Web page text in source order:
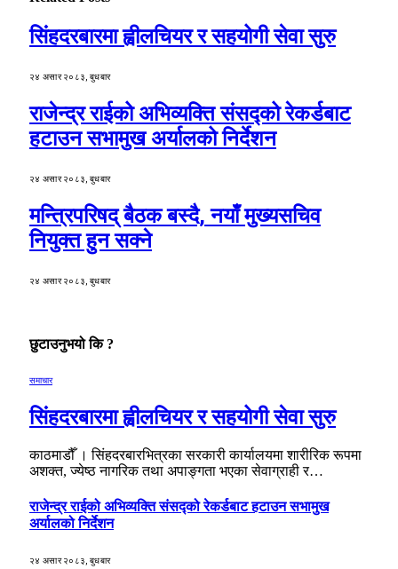
सिंहदरबारमा ह्वीलचियर र सहयोगी सेवा सुरु
२४ असार २०८३, बुधबार
राजेन्द्र राईको अभिव्यक्ति संसद्को रेकर्डबाट
हटाउन सभामुख अर्यालको निर्देशन
२४ असार २०८३, बुधबार
मन्त्रिपरिषद् बैठक बस्दै, नयाँ मुख्यसचिव
नियुक्त हुन सक्ने
२४ असार २०८३, बुधबार
छुटाउनुभयो कि ?
समाचार
सिंहदरबारमा ह्वीलचियर र सहयोगी सेवा सुरु
काठमाडौँ । सिंहदरबारभित्रका सरकारी कार्यालयमा शारीरिक रूपमा
अशक्त, ज्येष्ठ नागरिक तथा अपाङ्गता भएका सेवाग्राही र…
राजेन्द्र राईको अभिव्यक्ति संसद्को रेकर्डबाट हटाउन सभामुख
अर्यालको निर्देशन
२४ असार २०८३, बुधबार